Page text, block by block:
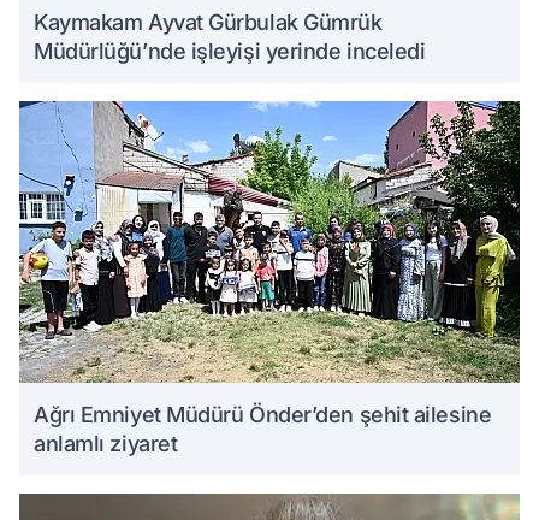
Kaymakam Ayvat Gürbulak Gümrük
Müdürlüğü’nde işleyişi yerinde inceledi
Ağrı Emniyet Müdürü Önder’den şehit ailesine
anlamlı ziyaret